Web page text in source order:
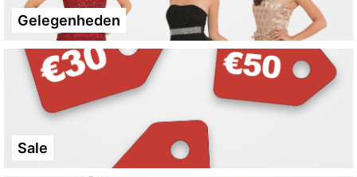
Gelegenheden
Sale